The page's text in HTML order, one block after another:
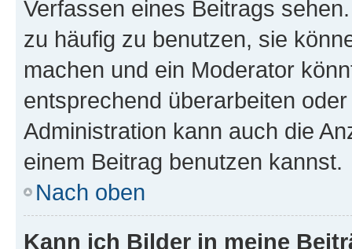
Verfassen eines Beitrags
zu häufig zu benutzen, sie
machen und ein Moderator
entsprechend überarbeiten
Administration kann auch die
einem Beitrag benutzen kannst.
Nach oben
Kann ich Bilder in meine